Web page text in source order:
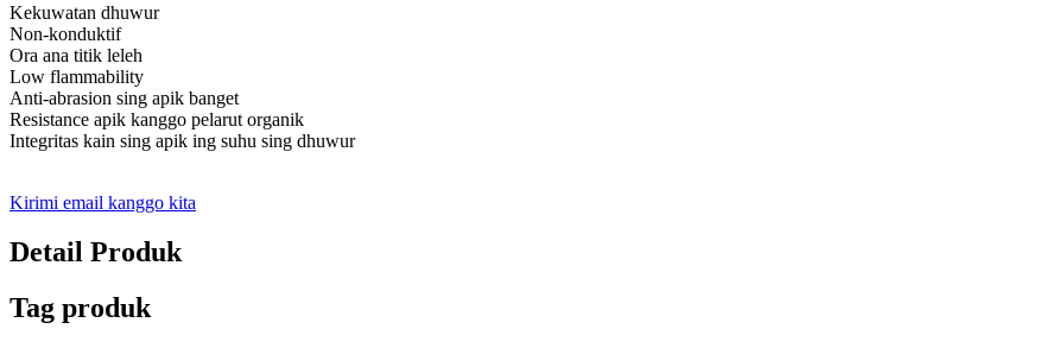
Kekuwatan dhuwur
Non-konduktif
Ora ana titik leleh
Low flammability
Anti-abrasion sing apik banget
Resistance apik kanggo pelarut organik
Integritas kain sing apik ing suhu sing dhuwur
Kirimi email kanggo kita
Detail Produk
Tag produk